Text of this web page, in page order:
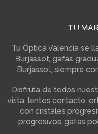
TU
Tu Óptica Valencia se
Burjassot, gafas
Burjassot, siempre
Disfruta de todos
vista, lentes contacto,
con cristales
progresivos, gafas